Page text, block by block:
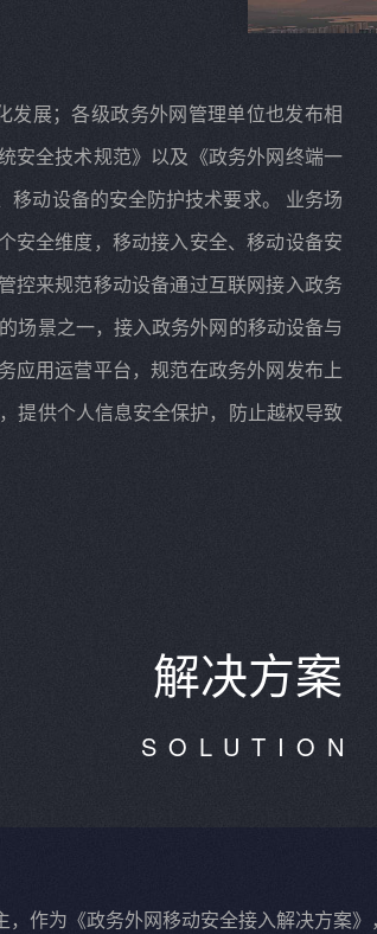
发展；各级政务外网管理单位也发布相
安全技术规范》以及《政务外网终端一
动设备的安全防护技术要求。 业务场
安全维度，移动接入安全、移动设备安
控来规范移动设备通过互联网接入政务
场景之一，接入政务外网的移动设备与
应用运营平台，规范在政务外网发布上
提供个人信息安全保护，防止越权导致
解决方案
SOLUTION
作为《政务外网移动安全接入解决方案